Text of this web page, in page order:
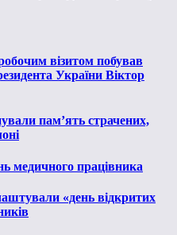
візитом побував
України Віктор
пам’ять страчених,
медичного працівника
«день відкритих